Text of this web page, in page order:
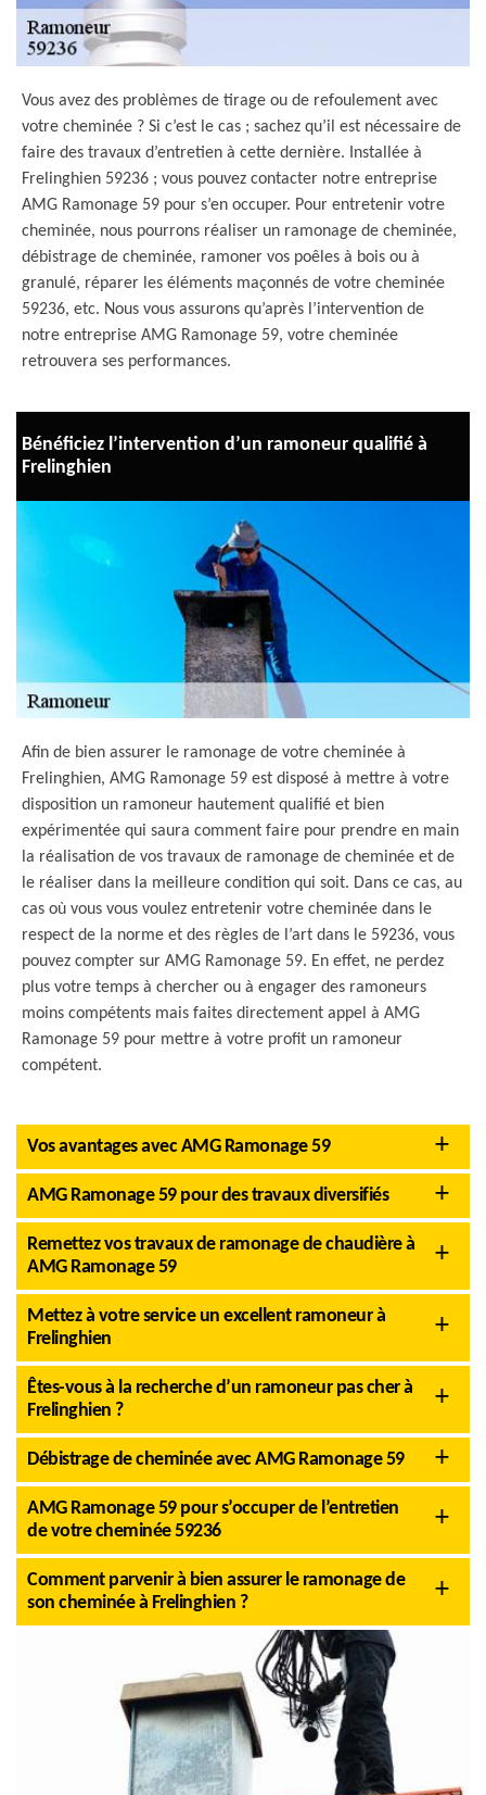
Vous avez des problèmes de tirage ou de refoulement avec
votre cheminée ? Si c’est le cas ; sachez qu’il est nécessaire de
faire des travaux d’entretien à cette dernière. Installée à
Frelinghien 59236 ; vous pouvez contacter notre entreprise
AMG Ramonage 59 pour s’en occuper. Pour entretenir votre
cheminée, nous pourrons réaliser un ramonage de cheminée,
débistrage de cheminée, ramoner vos poêles à bois ou à
granulé, réparer les éléments maçonnés de votre cheminée
59236, etc. Nous vous assurons qu’après l’intervention de
notre entreprise AMG Ramonage 59, votre cheminée
retrouvera ses performances.
Bénéficiez l’intervention d’un ramoneur qualifié à
Frelinghien
Afin de bien assurer le ramonage de votre cheminée à
Frelinghien, AMG Ramonage 59 est disposé à mettre à votre
disposition un ramoneur hautement qualifié et bien
expérimentée qui saura comment faire pour prendre en main
la réalisation de vos travaux de ramonage de cheminée et de
le réaliser dans la meilleure condition qui soit. Dans ce cas, au
cas où vous vous voulez entretenir votre cheminée dans le
respect de la norme et des règles de l’art dans le 59236, vous
pouvez compter sur AMG Ramonage 59. En effet, ne perdez
plus votre temps à chercher ou à engager des ramoneurs
moins compétents mais faites directement appel à AMG
Ramonage 59 pour mettre à votre profit un ramoneur
compétent.
Vos avantages avec AMG Ramonage 59
AMG Ramonage 59 pour des travaux diversifiés
Remettez vos travaux de ramonage de chaudière à
AMG Ramonage 59
Mettez à votre service un excellent ramoneur à
Frelinghien
Êtes-vous à la recherche d’un ramoneur pas cher à
Frelinghien ?
Débistrage de cheminée avec AMG Ramonage 59
AMG Ramonage 59 pour s’occuper de l’entretien
de votre cheminée 59236
Comment parvenir à bien assurer le ramonage de
son cheminée à Frelinghien ?